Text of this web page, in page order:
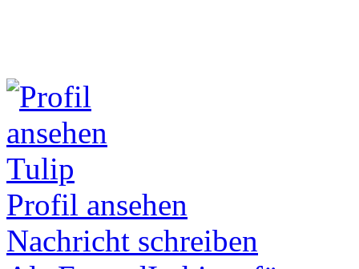
Tulip
Profil ansehen
Nachricht schreiben